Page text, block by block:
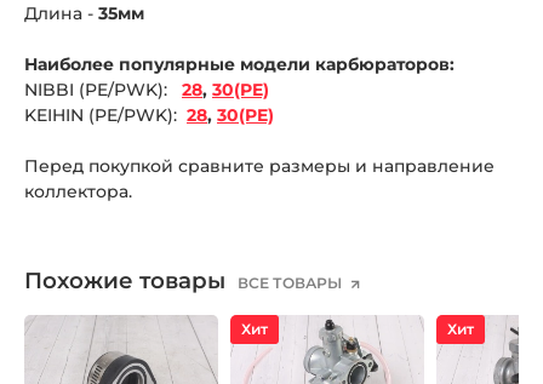
Длина - 35мм
Наиболее популярные модели карбюраторов:
NIBBI (PE/PWK):
28, 30(PE)
KEIHIN (PE/PWK): 28, 30(PE)
Перед покупкой сравните размеры и направление
коллектора.
Похожие товары ВСЕ ТОВАРЫ
Хит Хит